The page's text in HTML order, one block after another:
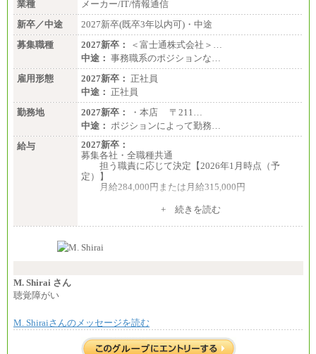
総合職 月給224,500～242,600円＋地域手当
※詳細はJTBキャリアサイトよりご確認ください。
＜有期社員コース＞
■(株)JTBビジネストランスフォーム
有期契約職 月給185,000～195,000円
※詳細はJTBキャリアサイトよりご確認ください。
■(株)JTBパブリッシング ※2027年新卒募集終了
総合職 月給241,000円
中途：
①月給227,000円以上
②月給212,000円以上
③月給172,500円以上
④月給23万円～37万円
⑤月給20万円～25万円
⑥月給33万円～48万円
⑦月給271,000円以上
⑧～⑮月給200,000円〜月給400,000円
⑯月給185,000円以上
⑰月給237,000円以上
⑲東京：月給202,000 円以上 、京都：月給193,000 円
異なります
※試用期間中も給与に変更はございません。
業種
メーカー/IT/情報通信
新卒／中途
2027新卒(既卒3年以内可)・中途
募集職種
2027新卒：
＜富士通株式会社＞…
中途： 事務職系のポジションな…
雇用形態
2027新卒： 正社員
中途： 正社員
勤務地
2027新卒：
・本店 〒211…
中途： ポジションによって勤務…
給与
2027新卒：
募集各社・全職種共通
担う職責に応じて決定【2026年1月時点（予
定）】
月給284,000円または月給315,000円
※入社後早期から、自律的な業務遂行が求めら
す。
い職責を担う方については、さらに高い金額を個別
※上記に加え、所定労働時間外に勤務をした場
※試用期間中も給与に変更はございません。
+ 続きを読む
M. Shirai さん
聴覚障がい
M. Shiraiさんのメッセージを読む